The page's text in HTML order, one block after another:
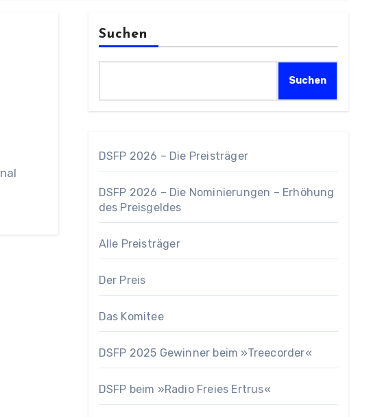
Suchen
Suchen
DSFP 2026 – Die Preisträger
DSFP 2026 – Die Nominierungen – Erhöhung
des Preisgeldes
Alle Preisträger
Der Preis
Das Komitee
DSFP 2025 Gewinner beim »Treecorder«
DSFP beim »Radio Freies Ertrus«